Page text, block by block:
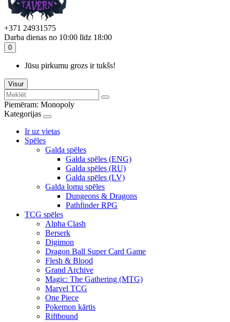
+371 24931575
Darba dienas no 10:00 līdz 18:00
0
Jūsu pirkumu grozs ir tukšs!
Visur
Piemēram: Monopoly
Kategorijas
Ir uz vietas
Spēles
Galda spēles
Galda spēles (ENG)
Galda spēles (RU)
Galda spēles (LV)
Galda lomu spēles
Dungeons & Dragons
Pathfinder RPG
TCG spēles
Alpha Clash
Berserk
Digimon
Dragon Ball Super Card Game
Flesh & Blood
Grand Archive
Magic: The Gathering (MTG)
Marvel TCG
One Piece
Pokemon kārtis
Riftbound